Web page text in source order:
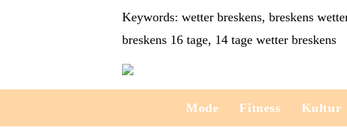
Keywords: wetter breskens, breskens
breskens 16 tage, 14 tage wetter breskens
Mode Fitness Kultur